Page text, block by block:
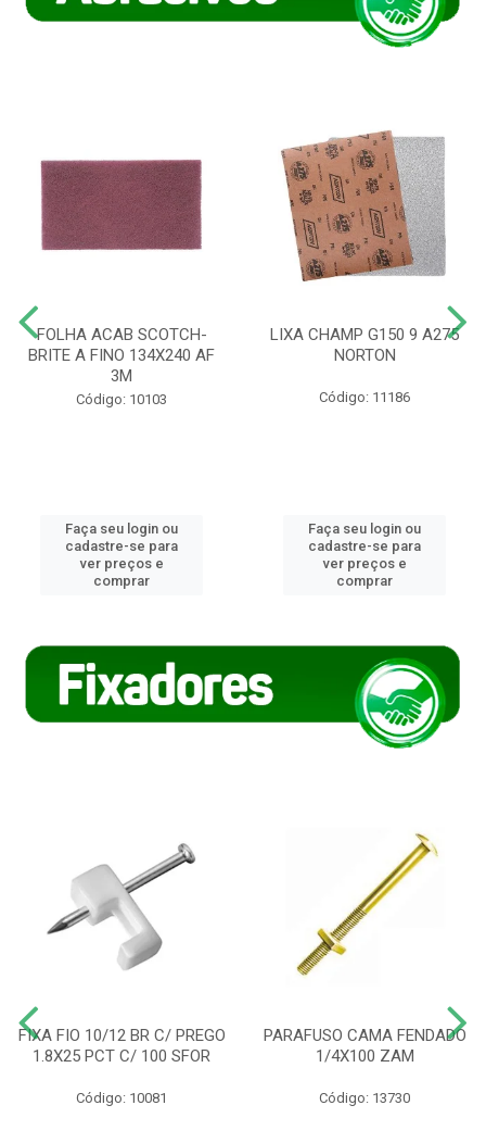
FOLHA ACAB SCOTCH-
BRITE A FINO 134X240 AF
3M
Código: 10103
Faça seu login ou
cadastre-se para
ver preços e
comprar
LIXA CHAMP G150 9 A275
NORTON
Código: 11186
Faça seu login ou
cadastre-se para
ver preços e
comprar
FIXA FIO 10/12 BR C/ PREGO
1.8X25 PCT C/ 100 SFOR
Código: 10081
PARAFUSO CAMA FENDADO
1/4X100 ZAM
Código: 13730